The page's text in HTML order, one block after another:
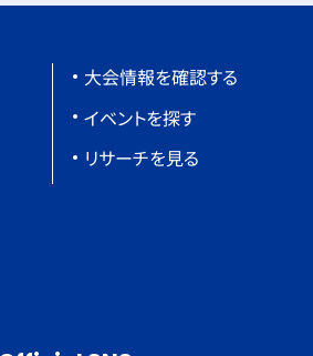
大会情報を確認する
イベントを探す
リサーチを見る